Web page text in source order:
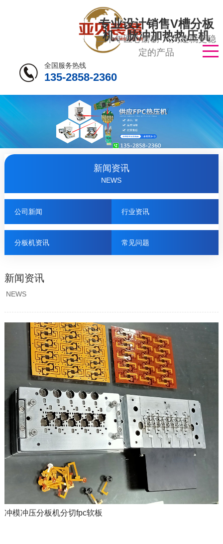
专业设计销售V槽分板
机、脉冲加热热压机
二十年匠心磨砺·只为造就更稳
定的产品
全国服务热线
135-2858-2360
新闻资讯
NEWS
公司新闻 行业资讯
分板机资讯 常见问题
新闻资讯
NEWS
冲模冲压分板机分切fpc软板